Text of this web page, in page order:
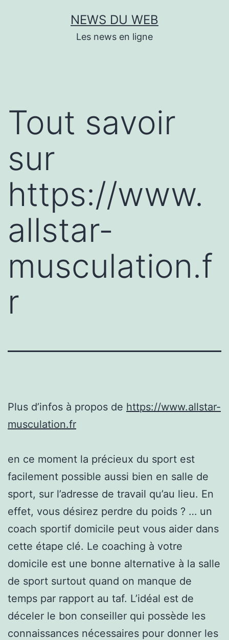
NEWS DU WEB
Les news en ligne
Tout savoir
sur
https://www.
allstar-
musculation.f
r
Plus d’infos à propos de https://www.allstar-
musculation.fr
en ce moment la précieux du sport est
facilement possible aussi bien en salle de
sport, sur l’adresse de travail qu’au lieu. En
effet, vous désirez perdre du poids ? … un
coach sportif domicile peut vous aider dans
cette étape clé. Le coaching à votre
domicile est une bonne alternative à la salle
de sport surtout quand on manque de
temps par rapport au taf. L’idéal est de
déceler le bon conseiller qui possède les
connaissances nécessaires pour donner les